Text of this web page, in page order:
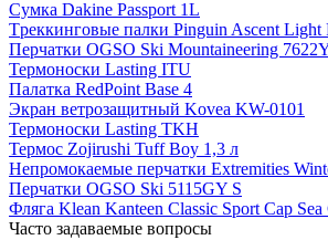
Сумка Dakine Passport 1L
Tреккинговые палки Pinguin Ascent Light
Перчатки OGSO Ski Mountaineering
Термоноски Lasting ITU
Палатка RedPoint Base 4
Экран ветрозащитный Kovea KW-0101
Термоноски Lasting TKH
Термос Zojirushi Tuff Boy 1,3 л
Непромокаемые перчатки Extremities
Перчатки OGSO Ski 5115GY S
Фляга Klean Kanteen Classic Sport Cap Sea
Часто задаваемые вопросы